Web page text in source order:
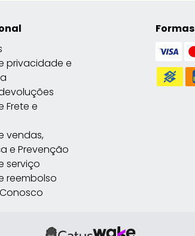
privacidade e
Frete e
vendas,
e Prevenção
serviço
reembolso